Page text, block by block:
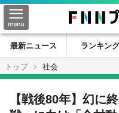
最新ニュース ランキング
トップ
社会
【戦後80年】幻に